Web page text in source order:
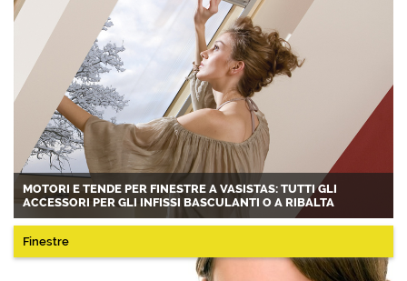
MOTORI E TENDE PER FINESTRE A VASISTAS: TUTTI GLI
ACCESSORI PER GLI INFISSI BASCULANTI O A RIBALTA
Finestre